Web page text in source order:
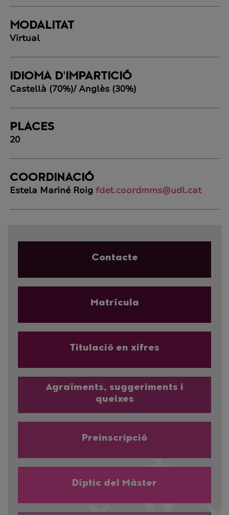
MODALITAT
Virtual
IDIOMA D'IMPARTICIÓ
Castellà (70%)/ Anglès (30%)
PLACES
20
COORDINACIÓ
Estela Mariné Roig fdet.coordmms@udl.cat
Contacte
Matrícula
Titulació en xifres
Agraïments, suggeriments i
queixes
Preinscripció
Díptic del Màster